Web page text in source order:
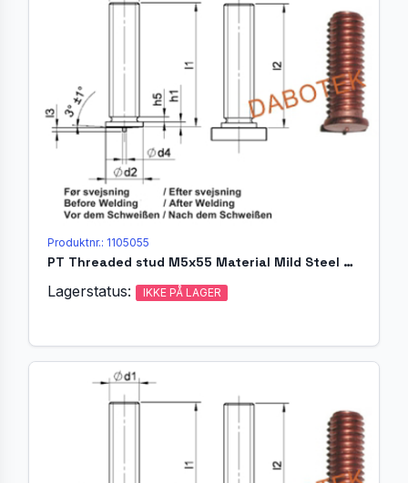
Produktnr.: 1105055
PT Threaded stud M5x55 Material Mild Steel 4.8 acc. EN ISO 13918
Lagerstatus: IKKE PÅ LAGER